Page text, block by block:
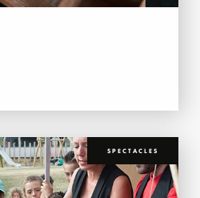
SPECTACLES